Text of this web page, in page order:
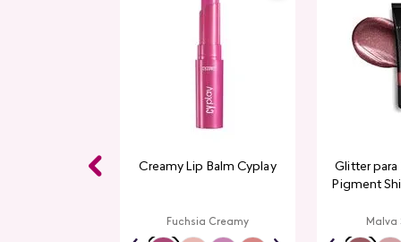
Creamy Lip Balm Cyplay
Fuchsia Creamy
Glitter para
Pigment
Malva